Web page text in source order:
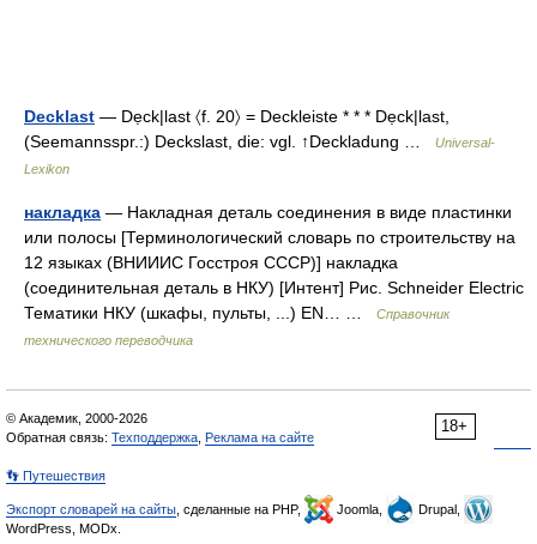
Decklast — Dẹck|last 〈f. 20〉 = Deckleiste * * * Dẹck|last,
(Seemannsspr.:) Deckslast, die: vgl. ↑Deckladung …
Universal-
Lexikon
накладка — Накладная деталь соединения в виде пластинки
или полосы [Терминологический словарь по строительству на
12 языках (ВНИИИС Госстроя СССР)] накладка
(соединительная деталь в НКУ) [Интент] Рис. Schneider Electric
Тематики НКУ (шкафы, пульты, ...) EN… …
Справочник
технического переводчика
18+
© Академик, 2000-2026
Обратная связь: Техподдержка Реклама на сайте
👣 Путешествия
Экспорт словарей на сайты , сделанные на PHP, Joomla,
Drupal,
WordPress, MODx.